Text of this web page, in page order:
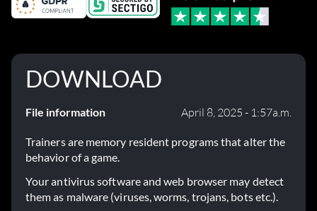
DOWNLOAD
File information April 8, 2025 - 1:57a.m.
Trainers are memory resident programs that alter the
behavior of a game.
Your antivirus software and web browser may detect
them as malware (viruses, worms, trojans, bots etc.).